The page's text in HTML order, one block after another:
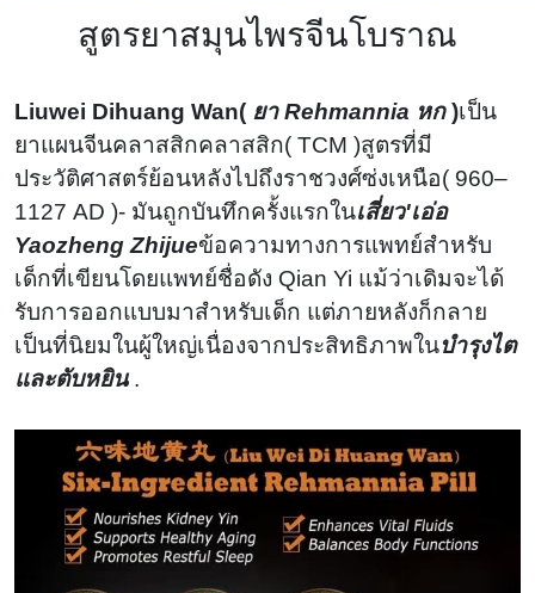
การ ป้องกัน
โรค หัวใจ
และ หลอด
เลือด
เครื่อง ช่วย
นอน หลับ
อาหาร
เสริม
สำหรับ เด็ก
เค้ก Ejiao
สูตรยาสมุนไพรจีนโบราณ
Liuwei Dihuang Wan( ยา Rehmannia หก)เป็น
ยาแผนจีนคลาสสิกคลาสสิก( TCM )สูตรที่มี
ประวัติศาสตร์ย้อนหลังไปถึงราชวงศ์ซ่งเหนือ( 960–
1127 AD )- มันถูกบันทึกครั้งแรกในเสี่ยว'เอ่อ
Yaozheng Zhijueข้อความทางการแพทย์สำหรับ
เด็กที่เขียนโดยแพทย์ชื่อดัง Qian Yi แม้ว่าเดิมจะได้
รับการออกแบบมาสำหรับเด็ก แต่ภายหลังก็กลาย
เป็นที่นิยมในผู้ใหญ่เนื่องจากประสิทธิภาพในบำรุงไต
และตับหยิน.